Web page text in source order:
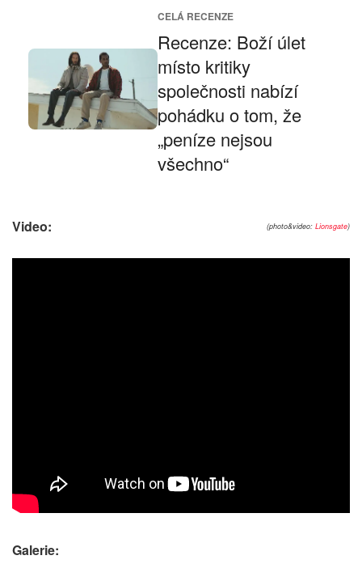
CELÁ RECENZE
Recenze: Boží úlet
místo kritiky
společnosti nabízí
pohádku o tom, že
„peníze nejsou
všechno“
(photo&video: Lionsgate)
Video:
Galerie: